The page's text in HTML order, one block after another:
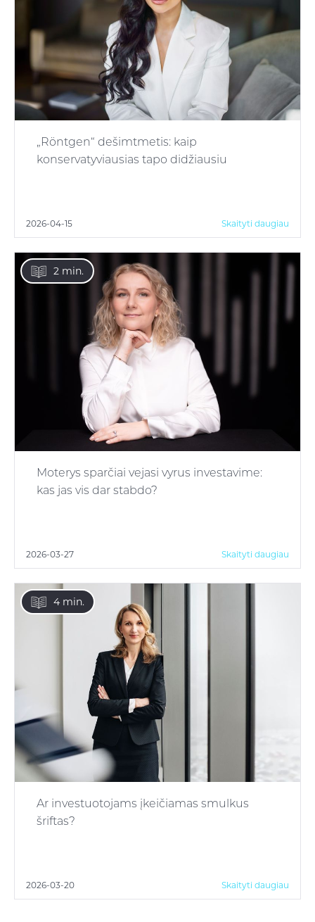
„Röntgen“ dešimtmetis: kaip
konservatyviausias tapo didžiausiu
2026-04-15 Skaityti daugiau
2 min.
Moterys sparčiai vejasi vyrus investavime:
kas jas vis dar stabdo?
2026-03-27 Skaityti daugiau
4 min.
Ar investuotojams įkeičiamas smulkus
šriftas?
2026-03-20 Skaityti daugiau